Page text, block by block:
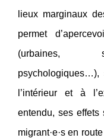
lieux marginaux
permet
(urbaines,
l’intérieur et à
entendu, ses
migrant·e·s en